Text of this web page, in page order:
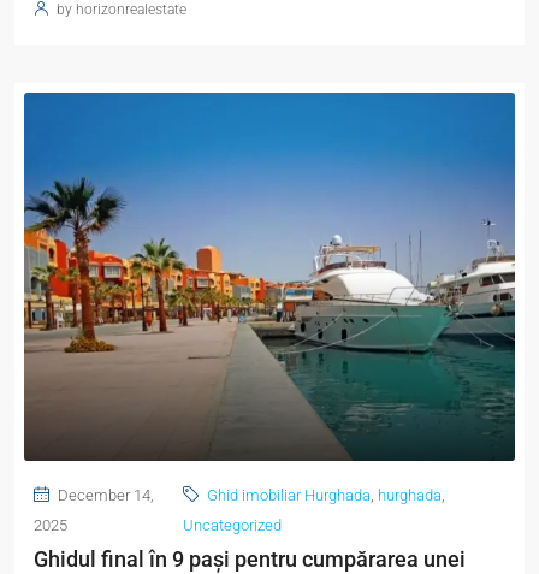
by horizonrealestate
December 14,
2025
Ghid imobiliar Hurghada, hurghada,
Uncategorized
Ghidul final în 9 pași pentru cumpărarea unei